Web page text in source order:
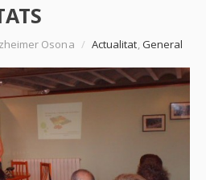
Osona / Actualitat,General